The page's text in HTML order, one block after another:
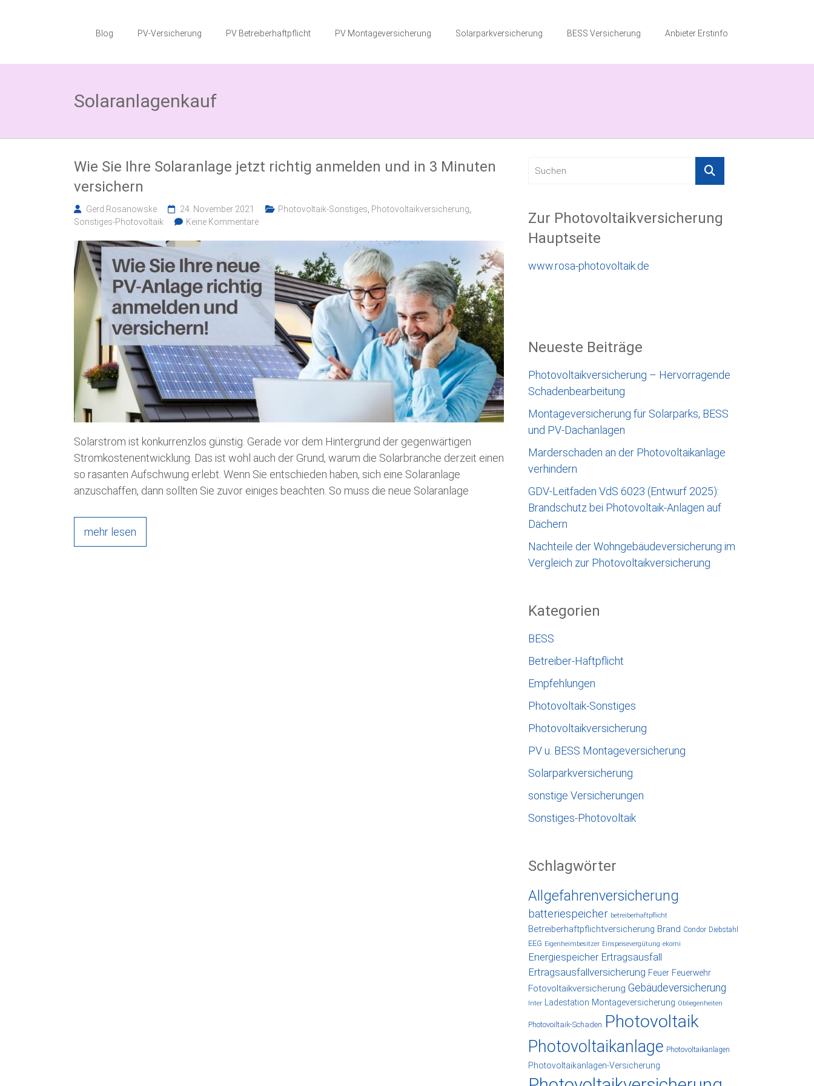
Photovoltaik
Thema
Photovoltaikversicherung,
Blog PV-Versicherung PV Betreiberhaftpflicht PV Montageversicherung Solarparkversicherung BESS Versicherung Anbieter Erstinfo
Solaranlagenkauf
Wie Sie Ihre Solaranlage jetzt richtig anmelden und in 3 Minuten
versichern
Gerd Rosanowske 24. November 2021 Photovoltaik-Sonstiges Photovoltaikversicherung
Sonstiges-Photovoltaik
Keine Kommentare
Solarstrom ist konkurrenzlos günstig. Gerade vor dem Hintergrund der gegenwärtigen
Stromkostenentwicklung. Das ist wohl auch der Grund, warum die Solarbranche derzeit einen
so rasanten Aufschwung erlebt. Wenn Sie entschieden haben, sich eine Solaranlage
anzuschaffen, dann sollten Sie zuvor einiges beachten. So muss die neue Solaranlage
mehr lesen
Zur Photovoltaikversicherung
Hauptseite
www.rosa-photovoltaik.de
Neueste Beiträge
Photovoltaikversicherung – Hervorragende
Schadenbearbeitung
Montageversicherung für Solarparks, BESS
und PV-Dachanlagen
Marderschaden an der Photovoltaikanlage
verhindern
GDV-Leitfaden VdS 6023 (Entwurf 2025):
Brandschutz bei Photovoltaik-Anlagen auf
Dächern
Nachteile der Wohngebäudeversicherung im
Vergleich zur Photovoltaikversicherung
Kategorien
BESS
Betreiber-Haftpflicht
Empfehlungen
Photovoltaik-Sonstiges
Photovoltaikversicherung
PV u. BESS Montageversicherung
Solarparkversicherung
sonstige Versicherungen
Sonstiges-Photovoltaik
Schlagwörter
Allgefahrenversicherung
batteriespeicher betreiberhaftpflicht
Betreiberhaftpflichtversicherung Brand Condor Diebstahl
EEG Eigenheimbesitzer Einspeisevergütung ekomi
Energiespeicher Ertragsausfall
Ertragsausfallversicherung Feuer Feuerwehr
Fotovoltaikversicherung Gebäudeversicherung
Inter Ladestation Montageversicherung Obliegenheiten
Photovoiltaik-Schaden Photovoltaik
Photovoltaikanlage Photovoltaikanlagen
Photovoltaikanlagen-Versicherung